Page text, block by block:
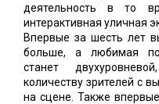
деятельность в то
интерактивная уличная
Впервые за шесть лет
больше, а любимая
станет
количеству зрителей с
на сцене. Также